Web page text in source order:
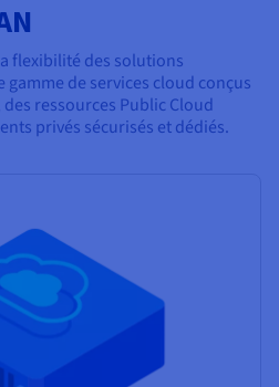
flexibilité des solutions
gamme de services cloud conçus
ressources Public Cloud
privés sécurisés et dédiés.